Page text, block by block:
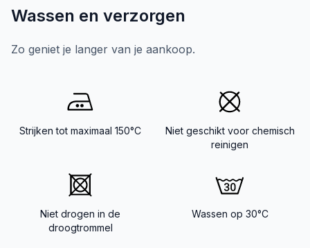
Wassen en verzorgen
Zo geniet je langer van je aankoop.
Strijken tot maximaal 150°C
Niet geschikt voor chemisch
reinigen
Niet drogen in de
droogtrommel
Wassen op 30°C